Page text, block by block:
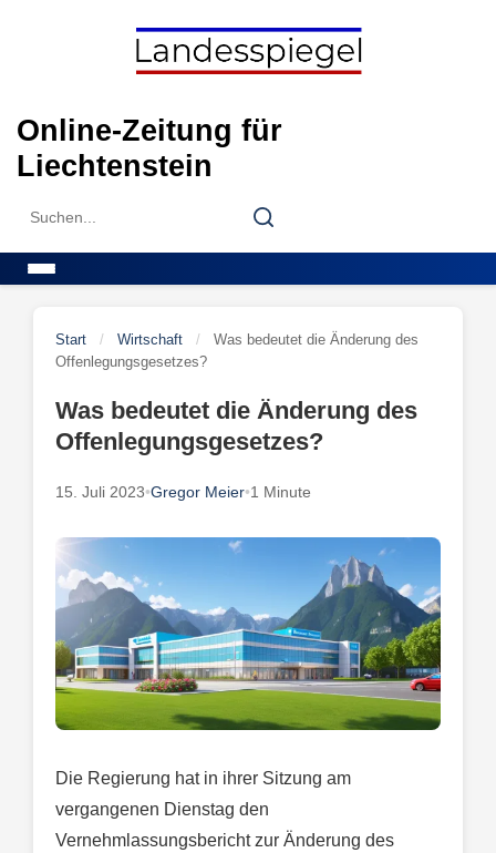
Online-Zeitung für
Liechtenstein
Search
Search
Start / Wirtschaft /
Was bedeutet die Änderung des
Offenlegungsgesetzes?
Was bedeutet die Änderung des
Offenlegungsgesetzes?
15. Juli 2023•Gregor Meier•1 Minute
Die Regierung hat in ihrer Sitzung am
vergangenen Dienstag den
Vernehmlassungsbericht zur Änderung des